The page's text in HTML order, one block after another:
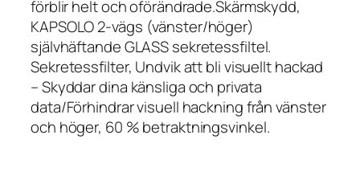
förblir helt och oförändrade.Skärmskydd,
KAPSOLO 2-vägs (vänster/höger)
självhäftande GLASS sekretessfiltel.
Sekretessfilter, Undvik att bli visuellt hackad
– Skyddar dina känsliga och privata
data/Förhindrar visuell hackning från vänster
och höger, 60 % betraktningsvinkel.